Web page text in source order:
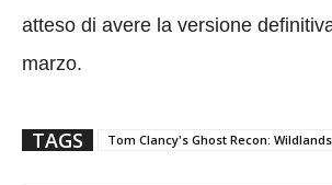
atteso di avere la versione
marzo.
TAGS Tom Clancy's Ghost Recon: Wildlands